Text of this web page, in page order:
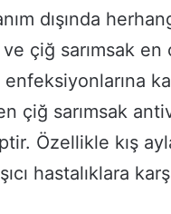
dışında
ve çiğ sarımsak
çiğ sarımsak
Özellikle kış
hastalıklara